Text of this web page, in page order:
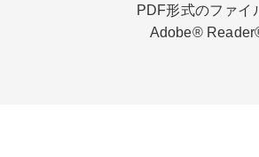
PDF形式のファイ
Adobe®